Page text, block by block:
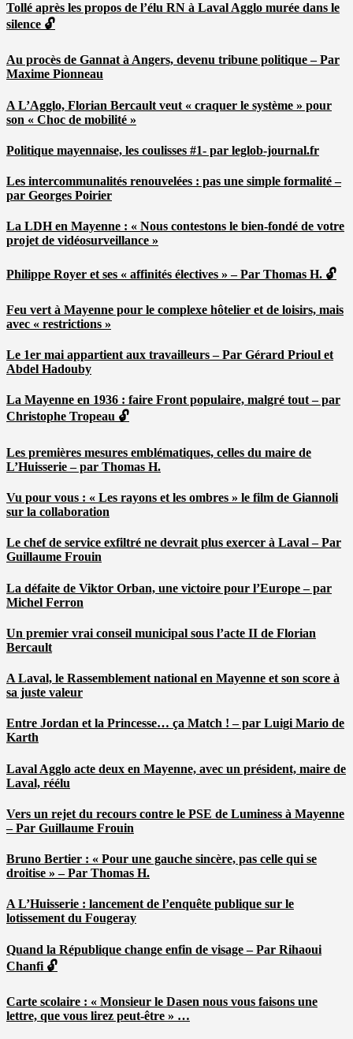
Tollé après les propos de l’élu RN à Laval Agglo murée dans le
silence 🔓
Au procès de Gannat à Angers, devenu tribune politique – Par
Maxime Pionneau
A L’Agglo, Florian Bercault veut « craquer le système » pour
son « Choc de mobilité »
Politique mayennaise, les coulisses #1- par leglob-journal.fr
Les intercommunalités renouvelées : pas une simple formalité –
par Georges Poirier
La LDH en Mayenne : « Nous contestons le bien-fondé de votre
projet de vidéosurveillance »
Philippe Royer et ses « affinités électives » – Par Thomas H. 🔓
Feu vert à Mayenne pour le complexe hôtelier et de loisirs, mais
avec « restrictions »
Le 1er mai appartient aux travailleurs – Par Gérard Prioul et
Abdel Hadouby
La Mayenne en 1936 : faire Front populaire, malgré tout – par
Christophe Tropeau 🔓
Les premières mesures emblématiques, celles du maire de
L’Huisserie – par Thomas H.
Vu pour vous : « Les rayons et les ombres » le film de Giannoli
sur la collaboration
Le chef de service exfiltré ne devrait plus exercer à Laval – Par
Guillaume Frouin
La défaite de Viktor Orban, une victoire pour l’Europe – par
Michel Ferron
Un premier vrai conseil municipal sous l’acte II de Florian
Bercault
A Laval, le Rassemblement national en Mayenne et son score à
sa juste valeur
Entre Jordan et la Princesse… ça Match ! – par Luigi Mario de
Karth
Laval Agglo acte deux en Mayenne, avec un président, maire de
Laval, réélu
Vers un rejet du recours contre le PSE de Luminess à Mayenne
– Par Guillaume Frouin
Bruno Bertier : « Pour une gauche sincère, pas celle qui se
droitise » – Par Thomas H.
A L’Huisserie : lancement de l’enquête publique sur le
lotissement du Fougeray
Quand la République change enfin de visage – Par Rihaoui
Chanfi 🔓
Carte scolaire : « Monsieur le Dasen nous vous faisons une
lettre, que vous lirez peut-être » …